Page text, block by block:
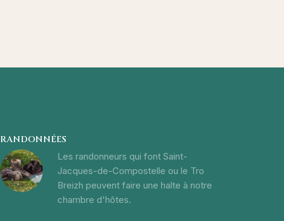
RANDONNÉES
Les randonneurs qui font Saint-
Jacques-de-Compostelle ou le Tro
Breizh peuvent faire une halte à notre
chambre d'hôtes.